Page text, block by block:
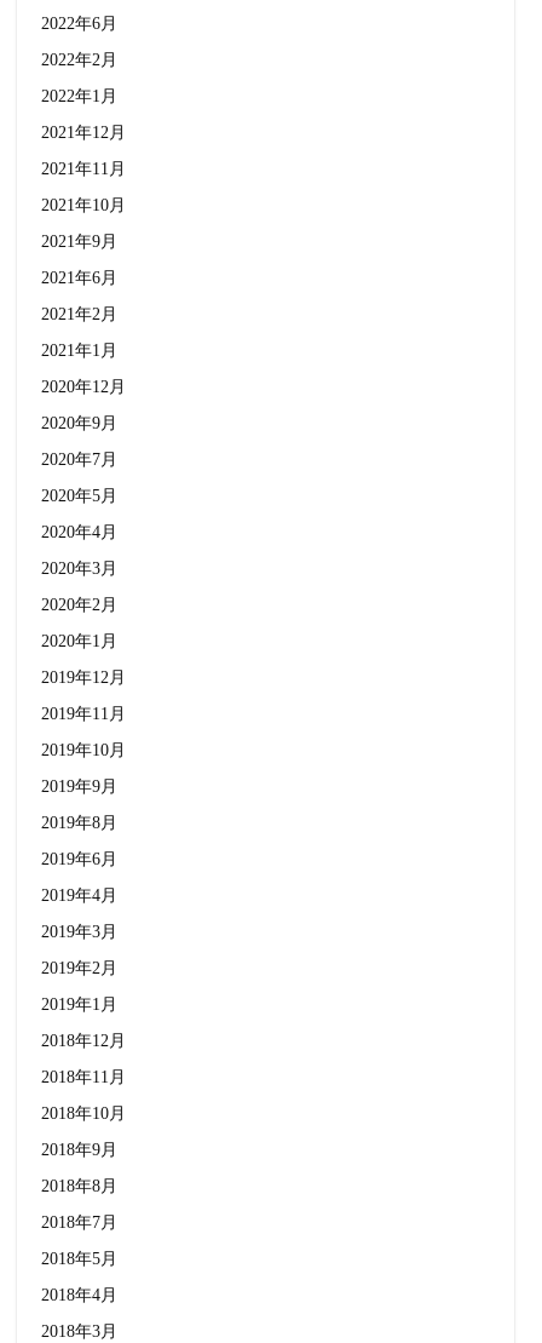
2022年6月
2022年2月
2022年1月
2021年12月
2021年11月
2021年10月
2021年9月
2021年6月
2021年2月
2021年1月
2020年12月
2020年9月
2020年7月
2020年5月
2020年4月
2020年3月
2020年2月
2020年1月
2019年12月
2019年11月
2019年10月
2019年9月
2019年8月
2019年6月
2019年4月
2019年3月
2019年2月
2019年1月
2018年12月
2018年11月
2018年10月
2018年9月
2018年8月
2018年7月
2018年5月
2018年4月
2018年3月